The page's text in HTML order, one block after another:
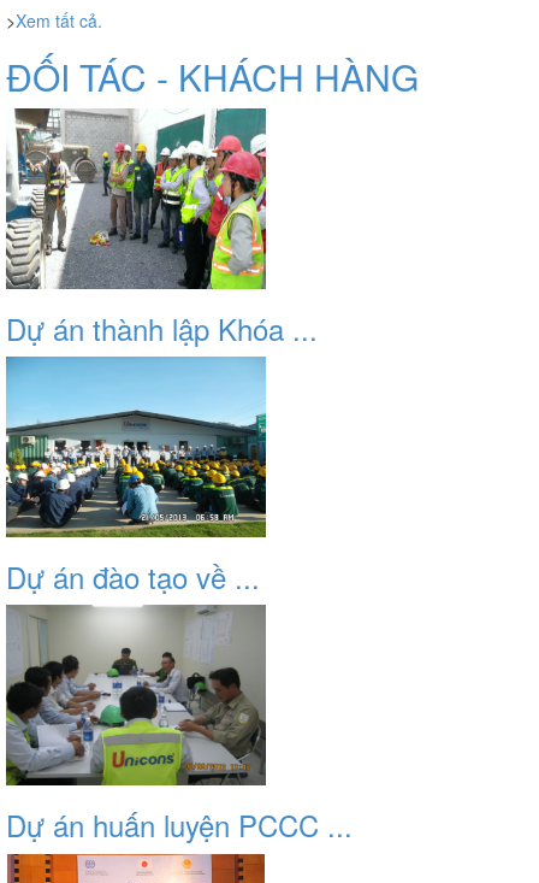
>Xem tất cả.
ĐỐI TÁC - KHÁCH HÀNG
Dự án thành lập Khóa ...
Dự án đào tạo về ...
Dự án huấn luyện PCCC ...